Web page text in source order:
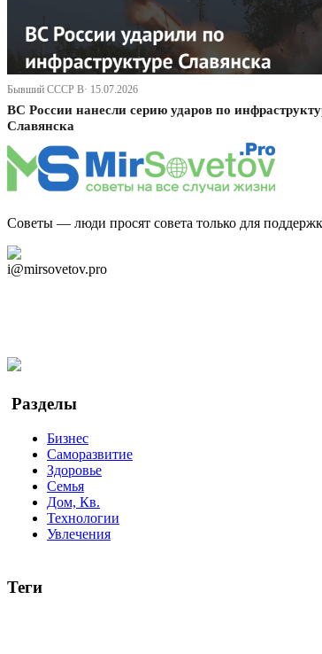
Бывший СССР В· 15.07.2026
ВС России нанесли серию ударов по
Славянска
Советы — люди просят совета только для
i@mirsovetov.pro
Разделы
Бизнес
Саморазвитие
Здоровье
Семья
Дом, Кв.
Технологии
Увлечения
Теги